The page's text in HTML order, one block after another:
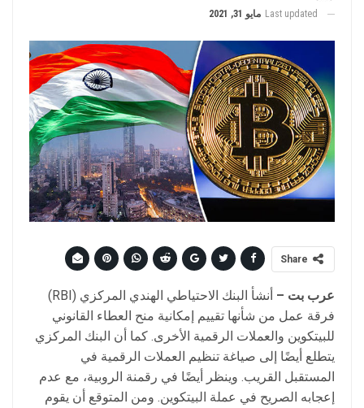
Last updated مايو 31, 2021
Share
عرب بت –
أنشأ البنك الاحتياطي الهندي المركزي (RBI)
فرقة عمل من شأنها تقييم إمكانية منح العطاء القانوني
للبيتكوين والعملات الرقمية الأخرى. كما أن البنك المركزي
يتطلع أيضًا إلى صياغة تنظيم العملات الرقمية في
المستقبل القريب. وينظر أيضًا في رقمنة الروبية، مع عدم
إعجابه الصريح في عملة البيتكوين. ومن المتوقع أن يقوم